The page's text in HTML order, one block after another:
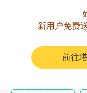
曹祜哪里肯听
丁谧也赶紧说道
新用户免费
前往